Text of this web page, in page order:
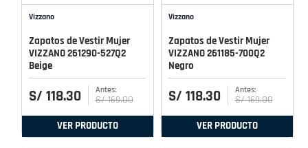
Vizzano
Zapatos de Vestir Mujer
VIZZANO 261290-527Q2
Beige
S/ 118.30 S/ 169.00
VER PRODUCTO
Vizzano
Zapatos de Vestir Mujer
VIZZANO 261185-700Q2
Negro
S/ 118.30 S/ 169.00
VER PRODUCTO